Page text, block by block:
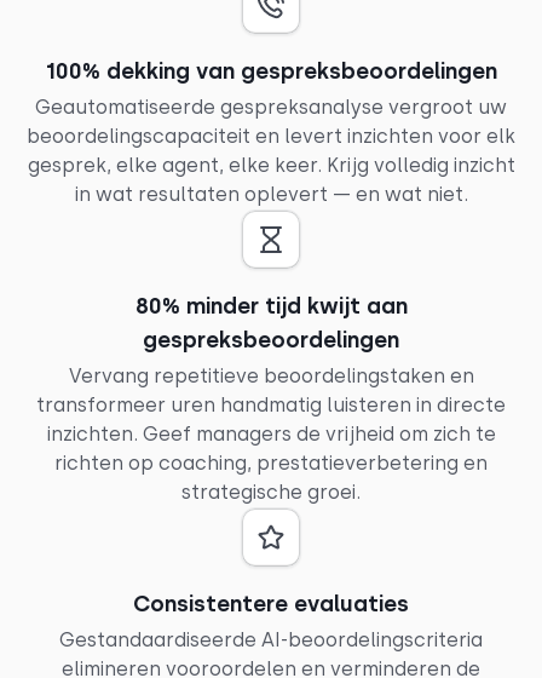
100% dekking van gespreksbeoordelingen
Geautomatiseerde gespreksanalyse vergroot uw
beoordelingscapaciteit en levert inzichten voor elk
gesprek, elke agent, elke keer. Krijg volledig inzicht
in wat resultaten oplevert — en wat niet.
80% minder tijd kwijt aan
gespreksbeoordelingen
Vervang repetitieve beoordelingstaken en
transformeer uren handmatig luisteren in directe
inzichten. Geef managers de vrijheid om zich te
richten op coaching, prestatieverbetering en
strategische groei.
Consistentere evaluaties
Gestandaardiseerde AI-beoordelingscriteria
elimineren vooroordelen en verminderen de